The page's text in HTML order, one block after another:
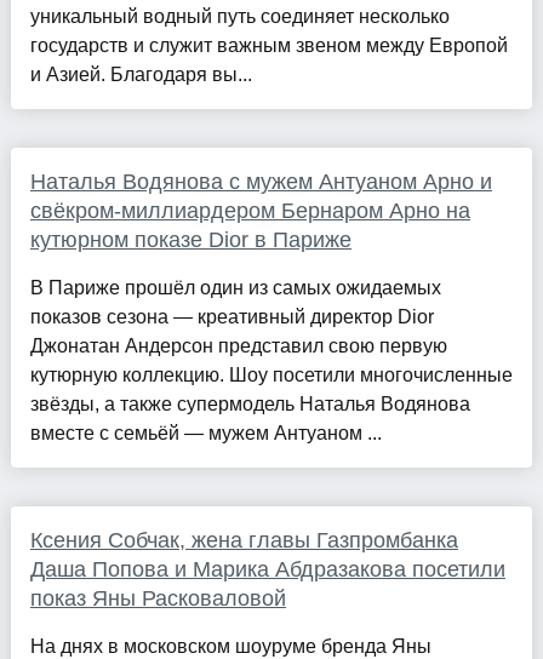
уникальный водный путь соединяет несколько
государств и служит важным звеном между Европой
и Азией. Благодаря вы...
Наталья Водянова с мужем Антуаном Арно и
свёкром-миллиардером Бернаром Арно на
кутюрном показе Dior в Париже
В Париже прошёл один из самых ожидаемых
показов сезона — креативный директор Dior
Джонатан Андерсон представил свою первую
кутюрную коллекцию. Шоу посетили многочисленные
звёзды, а также супермодель Наталья Водянова
вместе с семьёй — мужем Антуаном ...
Ксения Собчак, жена главы Газпромбанка
Даша Попова и Марика Абдразакова посетили
показ Яны Расковаловой
На днях в московском шоуруме бренда Яны